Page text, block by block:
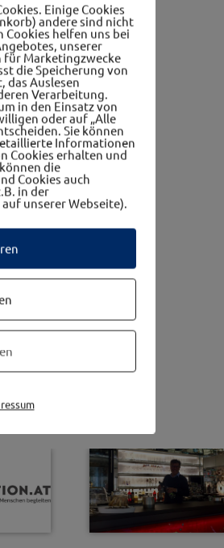
Einige Cookies
andere sind nicht
helfen uns bei
unserer
Marketingzwecke
die Speicherung von
das Auslesen
Verarbeitung.
in den Einsatz von
oder auf „Alle
Sie können
Informationen
Cookies erhalten und
die
Cookies auch
in der
unserer Webseite).